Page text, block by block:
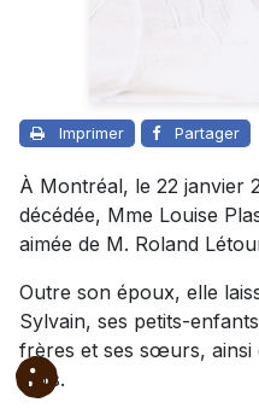
Imprimer Partager
À Montréal, le 22 janvier
décédée, Mme Louise
aimée de M. Roland
Outre son époux, elle
Sylvain, ses petits-
frères et ses sœurs, ainsi
amis.